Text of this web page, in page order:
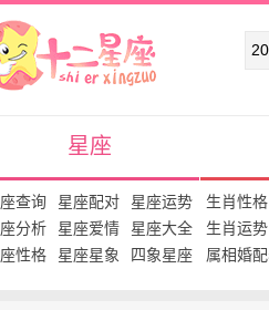
星座网
星座
查询 星座配对
星座运势
分析
星座爱情
星座大全
性格
星座星象 四象星座
生肖性格
生肖运势
属相婚